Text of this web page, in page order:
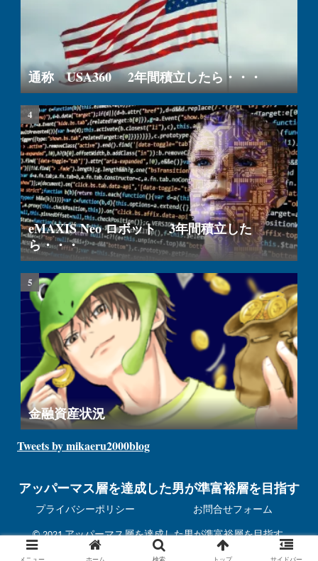
通称 USA360 2年間積立したら・・・
eMAXIS Neo ロボット 3年間積立した
ら・・・
金融資産状況
Tweets by mikaeru2000blog
アッパーマス層を達成した男が準富裕層を目指す
プライバシーポリシー お問合せフォーム
© 2021 アッパーマス層を達成した男が準富裕層を目指す.